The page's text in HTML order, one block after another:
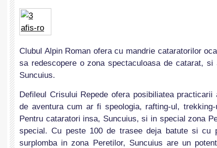
Clubul Alpin Roman ofera cu mandrie cataratorilor
sa redescopere o zona spectaculoasa de catarat, si
Suncuius.
Defileul Crisului Repede ofera posibiliatea
de aventura cum ar fi speologia, rafting-ul,
Pentru cataratori insa, Suncuius, si in special zona
special. Cu peste 100 de trasee deja batute si cu
surplomba in zona Peretilor, Suncuius are un